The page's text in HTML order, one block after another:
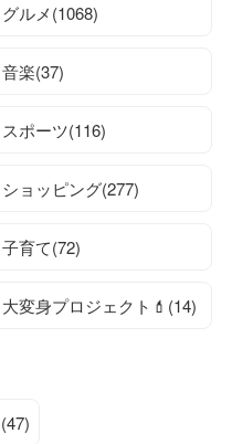
グルメ(1068)
音楽(37)
スポーツ(116)
ショッピング(277)
子育て(72)
大変身プロジェクト💄(14)